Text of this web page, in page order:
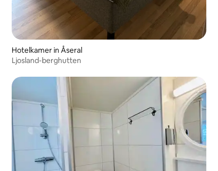
Hotelkamer in Åseral
Ljosland-berghutten